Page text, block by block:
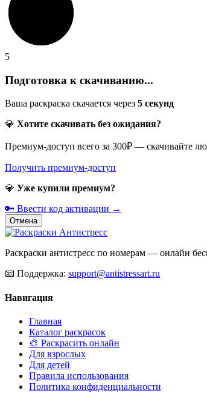
5
Подготовка к скачиванию...
Ваша раскраска скачается через 5 секунд
💎 Хотите скачивать без ожидания?
Премиум-доступ всего за 300₽ — скачивайте
Получить премиум-доступ
💎 Уже купили премиум?
🔑 Ввести код активации →
Отмена
Раскраски антистресс по номерам — онлайн
📧 Поддержка: support@antistressart.ru
Навигация
Главная
Каталог раскрасок
🎨 Раскрасить онлайн
Для взрослых
Для детей
Правила использования
Политика конфиденциальности